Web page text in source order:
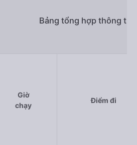
Bảng tổng hợp thông
Giờ
chạy
Điểm đi